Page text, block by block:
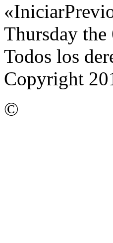
«Iniciar
Thursday the
Todos los
Copyright
©